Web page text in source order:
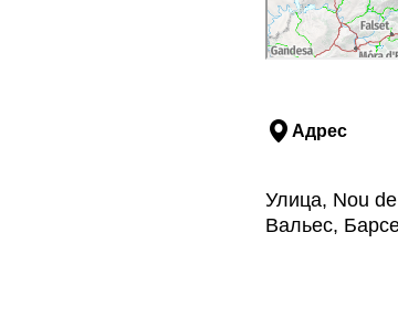
Адрес
Улица, Nou
Вальес,